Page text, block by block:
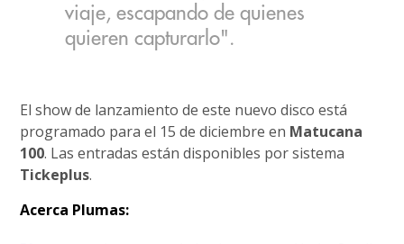
viaje, escapando de quienes
quieren capturarlo".
El show de lanzamiento de este nuevo disco está
programado para el 15 de diciembre en Matucana
100. Las entradas están disponibles por sistema
Tickeplus.
Acerca Plumas: